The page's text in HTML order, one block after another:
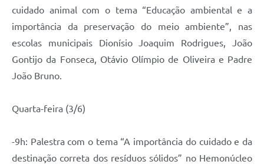
cuidado animal com o tema “Educação ambiental e a
importância da preservação do meio ambiente”, nas
escolas municipais Dionísio Joaquim Rodrigues, João
Gontijo da Fonseca, Otávio Olímpio de Oliveira e Padre
João Bruno.
Quarta-feira (3/6)
-9h: Palestra com o tema “A importância do cuidado e da
destinação correta dos resíduos sólidos” no Hemonúcleo